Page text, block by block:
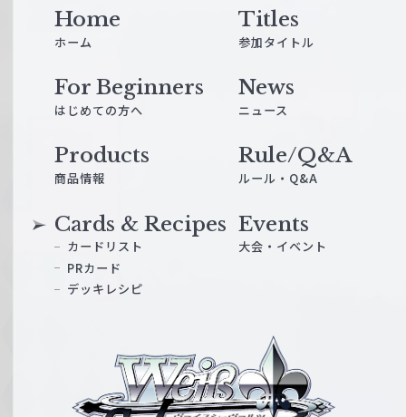
Home
ホーム
Titles
参加タイトル
For Beginners
はじめての方へ
News
ニュース
Products
商品情報
Cards & Recipes
カードリスト
PRカード
デッキレシピ
Events
大会・イベント
Rule/Q&A
ルール・Q&A